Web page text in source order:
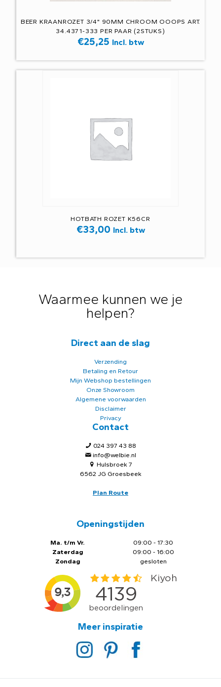
BEER KRAANROZET 3/4" 90MM CHROOM OOOPS ART.
34.4371-333 PER PAAR (2STUKS)
€25,25 Incl. btw
HOTBATH ROZET K56CR
€33,00 Incl. btw
Waarmee kunnen we je
helpen?
Direct aan de slag
Verzending
Betaling en Retour
Mijn Webshop bestellingen
Onze Showroom
Algemene voorwaarden
Disclaimer
Privacy
Contact
024 397 43 88
info@welbie.nl
Hulsbroek 7
6562 JG Groesbeek
Plan Route
Openingstijden
Ma. t/m Vr.
Zaterdag
Zondag
09:00 - 17:30
09:00 - 16:00
gesloten
Meer inspiratie